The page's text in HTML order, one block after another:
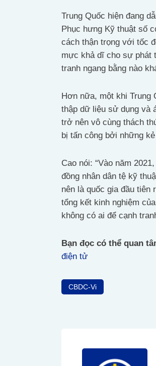
Trung Quốc hiện đang
Phục hưng Kỹ thuật số
cách thận trọng với tốc
mực khả dĩ cho sự phát
tranh ngang bằng nào
Hơn nữa, một khi Trung
thập dữ liệu sử dụng và
trở nên vô cùng thách
bị tấn công bởi những
Cao nói: “Vào năm
đồng nhân dân tệ kỹ
nên là quốc gia đầu
tổng kết kinh nghiệm
không có ai để cạnh
Bạn đọc có thể quan
điện tử
CBDC-Vi